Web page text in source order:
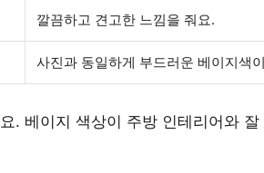
깔끔하고 견고한 느낌을 줘요.
사진과 동일하게 부드러운 베이지색
. 베이지 색상이 주방 인테리어와